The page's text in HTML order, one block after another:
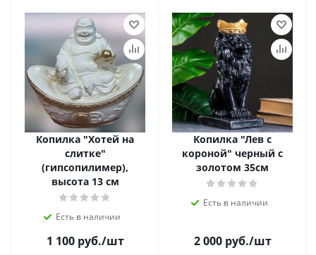
Копилка "Хотей на
слитке"
(гипсопилимер),
высота 13 см
Есть в наличии
1 100руб./шт
Копилка "Лев с
короной" черный с
золотом 35см
Есть в наличии
2 000руб./шт